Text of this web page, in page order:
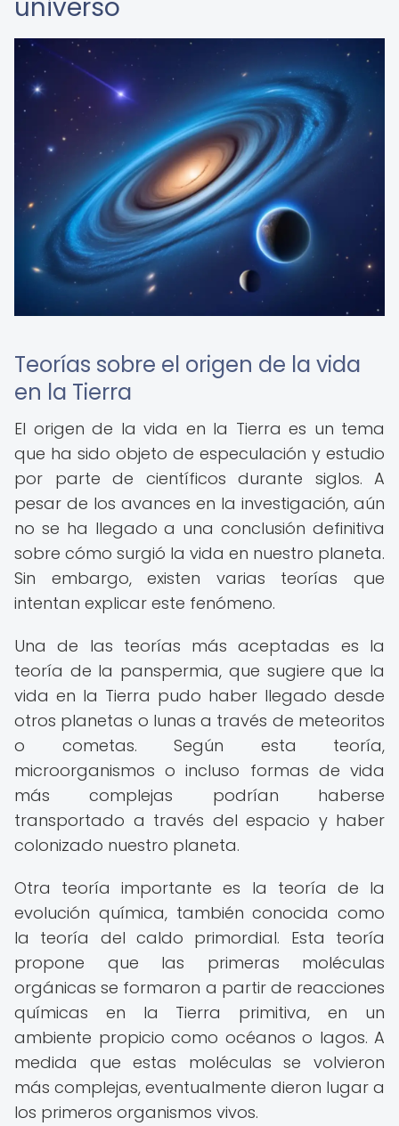
universo
Teorías sobre el origen de la vida
en la Tierra
El origen de la vida en la Tierra es un tema
que ha sido objeto de especulación y estudio
por parte de científicos durante siglos. A
pesar de los avances en la investigación, aún
no se ha llegado a una conclusión definitiva
sobre cómo surgió la vida en nuestro planeta.
Sin embargo, existen varias teorías que
intentan explicar este fenómeno.
Una de las teorías más aceptadas es la
teoría de la panspermia, que sugiere que la
vida en la Tierra pudo haber llegado desde
otros planetas o lunas a través de meteoritos
o cometas. Según esta teoría,
microorganismos o incluso formas de vida
más complejas podrían haberse
transportado a través del espacio y haber
colonizado nuestro planeta.
Otra teoría importante es la teoría de la
evolución química, también conocida como
la teoría del caldo primordial. Esta teoría
propone que las primeras moléculas
orgánicas se formaron a partir de reacciones
químicas en la Tierra primitiva, en un
ambiente propicio como océanos o lagos. A
medida que estas moléculas se volvieron
más complejas, eventualmente dieron lugar a
los primeros organismos vivos.